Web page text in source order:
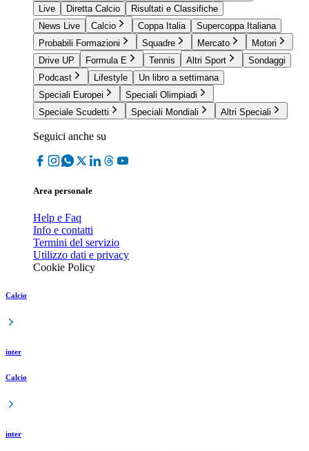
Live
Diretta Calcio
Risultati e Classifiche
News Live
Calcio Coppa Italia
Supercoppa Italiana
Probabili Formazioni
Squadre Mercato
Motori
Drive UP
Formula E Tennis Altri Sport
Sondaggi
Podcast
Lifestyle
Un libro a settimana
Speciali Europei
Speciali Olimpiadi
Speciale Scudetti
Speciali Mondiali Altri Speciali
Seguici anche su
Area personale
Help e Faq
Info e contatti
Termini del servizio
Utilizzo dati e privacy
Cookie Policy
Calcio
inter
Calcio
inter